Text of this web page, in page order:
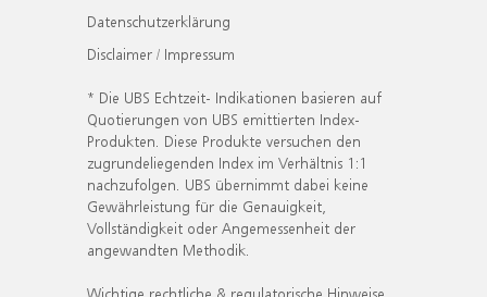
Datenschutzerklärung
Disclaimer / Impressum
* Die UBS Echtzeit- Indikationen basieren auf
Quotierungen von UBS emittierten Index-
Produkten. Diese Produkte versuchen den
zugrundeliegenden Index im Verhältnis 1:1
nachzufolgen. UBS übernimmt dabei keine
Gewährleistung für die Genauigkeit,
Vollständigkeit oder Angemessenheit der
angewandten Methodik.